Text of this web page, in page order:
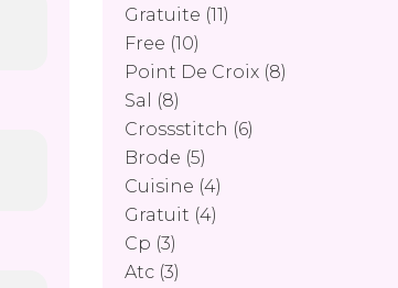
Gratuite (11)
Free (10)
Point De Croix (8)
Sal
(8)
Crossstitch (6)
Brode (5)
Cuisine (4)
Gratuit (4)
Cp (3)
Atc (3)